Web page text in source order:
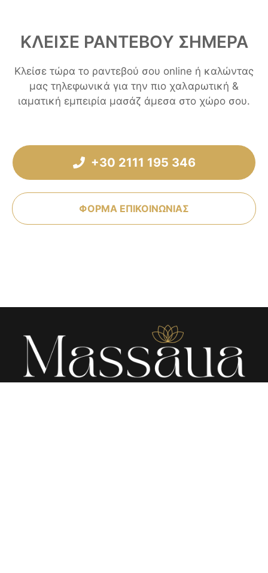
ΚΛΕΙΣΕ ΡΑΝΤΕΒΟΥ ΣΗΜΕΡΑ
Κλείσε τώρα το ραντεβού σου online ή καλώντας
μας τηλεφωνικά για την πιο χαλαρωτική &
ιαματική εμπειρία μασάζ άμεσα στο χώρο σου.
+30 2111 195 346
ΦΟΡΜΑ ΕΠΙΚΟΙΝΩΝΙΑΣ